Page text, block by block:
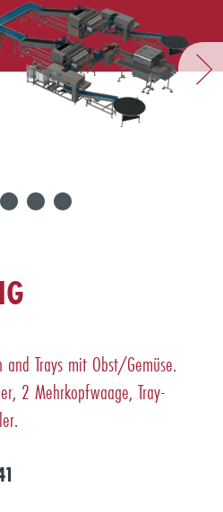
Trays mit Obst/Gemüse.
2 Mehrkopfwaage, Tray-